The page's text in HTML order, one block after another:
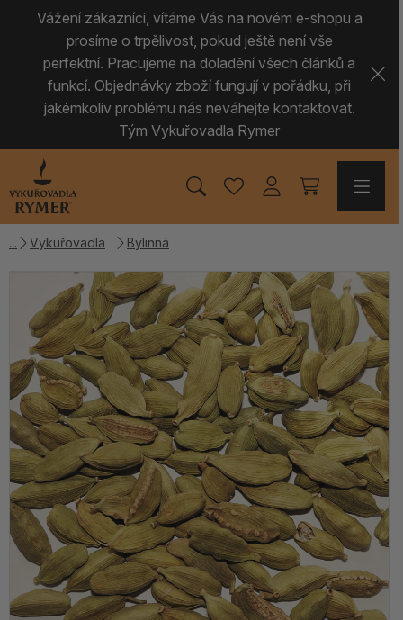
Vážení zákazníci, vítáme Vás na novém e-shopu a
prosíme o trpělivost, pokud ještě není vše
perfektní. Pracujeme na doladění všech článků a
funkcí. Objednávky zboží fungují v pořádku, při
jakémkoliv problému nás neváhejte kontaktovat.
Tým Vykuřovadla Rymer
Vykuřovadla Bylinná